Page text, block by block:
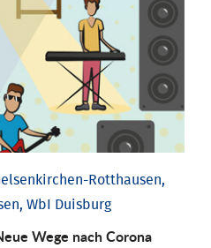
Rotthausen,
WbI Duisburg
Wege nach Corona